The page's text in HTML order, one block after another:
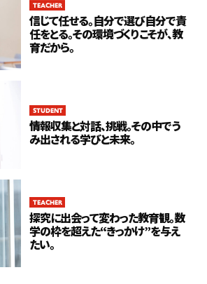
TEACHER
信じて任せる。自分で選び自分で責
任をとる。その環境づくりこそが、教
育だから。
STUDENT
情報収集と対話、挑戦。その中でう
み出される学びと未来。
TEACHER
探究に出会って変わった教育観。数
学の枠を超えた“きっかけ”を与え
たい。
TEACHER
信じて任せる。自分で選び自分で責
任をとる。その環境づくりこそが、教
TEACHER
探究に出会って変わった教育観。数
学の枠を超えた“きっかけ”を与え
たい。